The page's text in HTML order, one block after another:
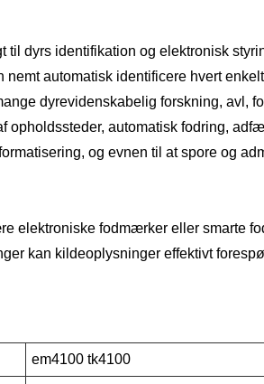
til dyrs identifikation og elektronisk
automatisk identificere hvert
dyrevidenskabelig forskning, avl,
opholdssteder, automatisk fodring,
og evnen til at spore og
elektroniske fodmærker eller smarte
kan kildeoplysninger effektivt
em4100 tk4100